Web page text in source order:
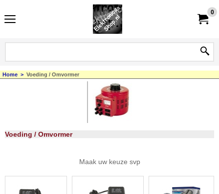
0
Home > Voeding / Omvormer
Voeding / Omvormer
Maak uw keuze svp